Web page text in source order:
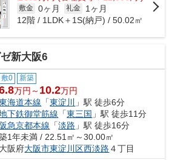
敷金 0ヶ月 礼金
1ヶ月
12階 / 1LDK＋1S(納戸) / 50.02㎡
新大阪6
敷0 新築
万円～ 10.2万円
海道本線 「東淀川
」駅 徒歩6分
下鉄御堂筋線 「東三国 」駅 徒歩11分
阪急京都本線 「淡路 」駅 徒歩16分
1年未満 / 22.51㎡～30.00㎡
大阪府大阪市東淀川区西淡路 ４丁目